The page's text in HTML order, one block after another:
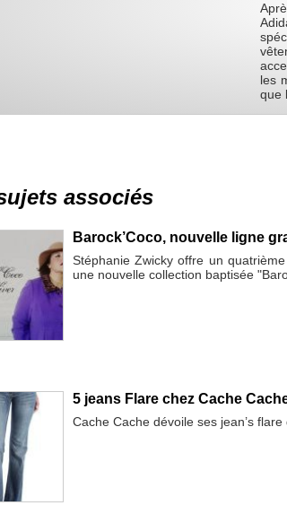
les
que
associés
Barock’Coco, nouvelle ligne
Stéphanie Zwicky offre un
une nouvelle collection baptisée
5 jeans Flare chez Cache
Cache Cache dévoile ses jean’s flare